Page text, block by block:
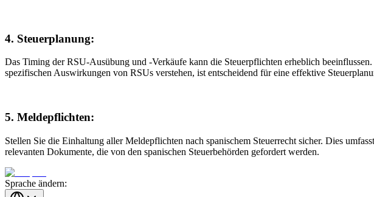
4. Steuerplanung:
Das Timing der RSU-Ausübung und -Verkäufe kann die Steuerpflichten erheblich
spezifischen Auswirkungen von RSUs verstehen, ist entscheidend für eine effektive
5. Meldepflichten:
Stellen Sie die Einhaltung aller Meldepflichten nach spanischem Steuerrecht sicher. Dies
relevanten Dokumente, die von den spanischen Steuerbehörden gefordert werden.
Sprache ändern: